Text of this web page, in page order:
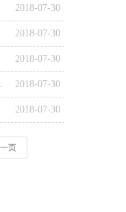
2018-07-30
2018-07-30
2018-07-30
2018-07-30
30/EU
2018-07-30
页